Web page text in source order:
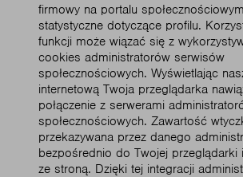
firmowy na portalu
statystyczne dotyczące profilu.
funkcji może wiązać się z
cookies administratorów serwisów
społecznościowych. Wyświetlając
internetową Twoja przeglądarka
połączenie z serwerami
społecznościowych. Zawartość
przekazywana przez danego
bezpośrednio do Twojej przeglądarki
ze stroną. Dzięki tej integracji